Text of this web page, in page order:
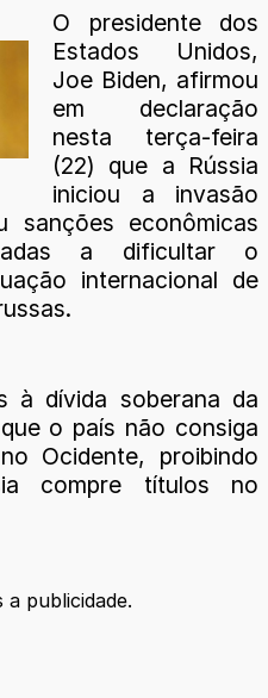
O presidente dos
Estados Unidos,
Joe Biden, afirmou
em declaração
nesta terça-feira
(22) que a Rússia
iniciou a invasão
sanções econômicas
a dificultar o
internacional de
à dívida soberana da
o país não consiga
Ocidente, proibindo
compre títulos no
publicidade.